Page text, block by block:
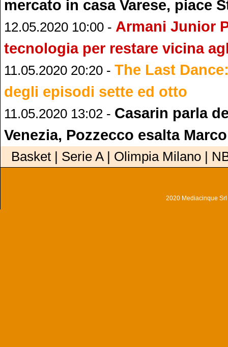
mercato in casa Varese, piace
12.05.2020 10:00 - Armani Junior
tecnologia per restare vicina
11.05.2020 20:20 - The Last
degli episodi sette ed otto
11.05.2020 13:02 - Casarin parla
Venezia, Pozzecco esalta
Basket | Serie A | Olimpia Milano |
2020 Mediacinque Srl